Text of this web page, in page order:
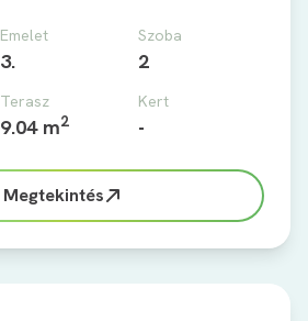
Emelet
3.
Szoba
2
Terasz
9.04 m2
Kert
-
Megtekintés